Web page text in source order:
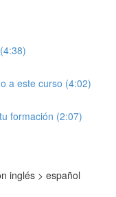
a este curso (4:02)
formación (2:07)
inglés > español